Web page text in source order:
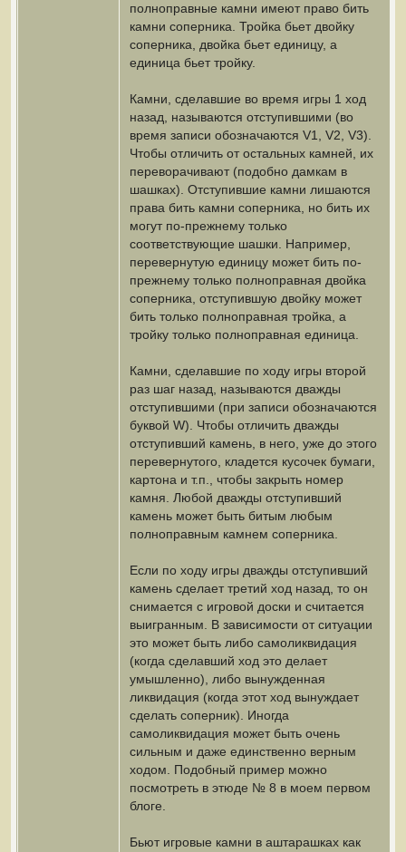
полноправные камни имеют право бить
камни соперника. Тройка бьет двойку
соперника, двойка бьет единицу, а
единица бьет тройку.
Камни, сделавшие во время игры 1 ход
назад, называются отступившими (во
время записи обозначаются V1, V2, V3).
Чтобы отличить от остальных камней, их
переворачивают (подобно дамкам в
шашках). Отступившие камни лишаются
права бить камни соперника, но бить их
могут по-прежнему только
соответствующие шашки. Например,
перевернутую единицу может бить по-
прежнему только полноправная двойка
соперника, отступившую двойку может
бить только полноправная тройка, а
тройку только полноправная единица.
Камни, сделавшие по ходу игры второй
раз шаг назад, называются дважды
отступившими (при записи обозначаются
буквой W). Чтобы отличить дважды
отступивший камень, в него, уже до этого
перевернутого, кладется кусочек бумаги,
картона и т.п., чтобы закрыть номер
камня. Любой дважды отступивший
камень может быть битым любым
полноправным камнем соперника.
Если по ходу игры дважды отступивший
камень сделает третий ход назад, то он
снимается с игровой доски и считается
выигранным. В зависимости от ситуации
это может быть либо самоликвидация
(когда сделавший ход это делает
умышленно), либо вынужденная
ликвидация (когда этот ход вынуждает
сделать соперник). Иногда
самоликвидация может быть очень
сильным и даже единственно верным
ходом. Подобный пример можно
посмотреть в этюде № 8 в моем первом
блоге.
Бьют игровые камни в аштарашках как